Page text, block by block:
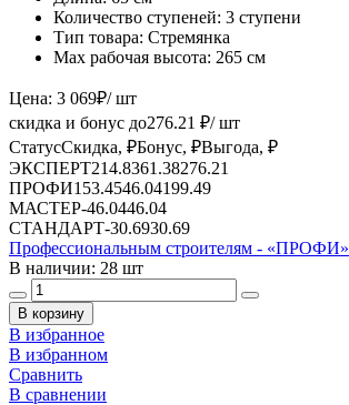
Количество ступеней: 3 ступени
Тип товара: Стремянка
Max рабочая высота: 265 см
Цена: 3 069₽/ шт
скидка и бонус до276.21 ₽/ шт
СтатусСкидка, ₽Бонус, ₽Выгода, ₽
ЭКСПЕРТ214.8361.38276.21
ПРОФИ153.4546.04199.49
МАСТЕР-46.0446.04
СТАНДАРТ-30.6930.69
Профессиональным строителям - «ПРОФИ»
В наличии: 28 шт
В корзину
В избранное
В избранном
Сравнить
В сравнении